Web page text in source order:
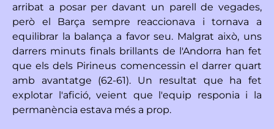
arribat a posar per davant un parell de vegades,
però el Barça sempre reaccionava i tornava a
equilibrar la balança a favor seu. Malgrat això, uns
darrers minuts finals brillants de l'Andorra han fet
que els dels Pirineus comencessin el darrer quart
amb avantatge (62-61). Un resultat que ha fet
explotar l'afició, veient que l'equip responia i la
permanència estava més a prop.